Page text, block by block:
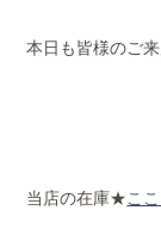
本日も皆様のご
当店の在庫★こ